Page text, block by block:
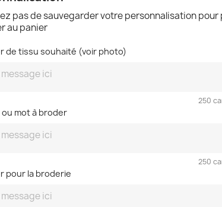
pas de sauvegarder votre personnalisation pour
au panier
de tissu souhaité (voir photo)
250
ou mot à broder
250
pour la broderie